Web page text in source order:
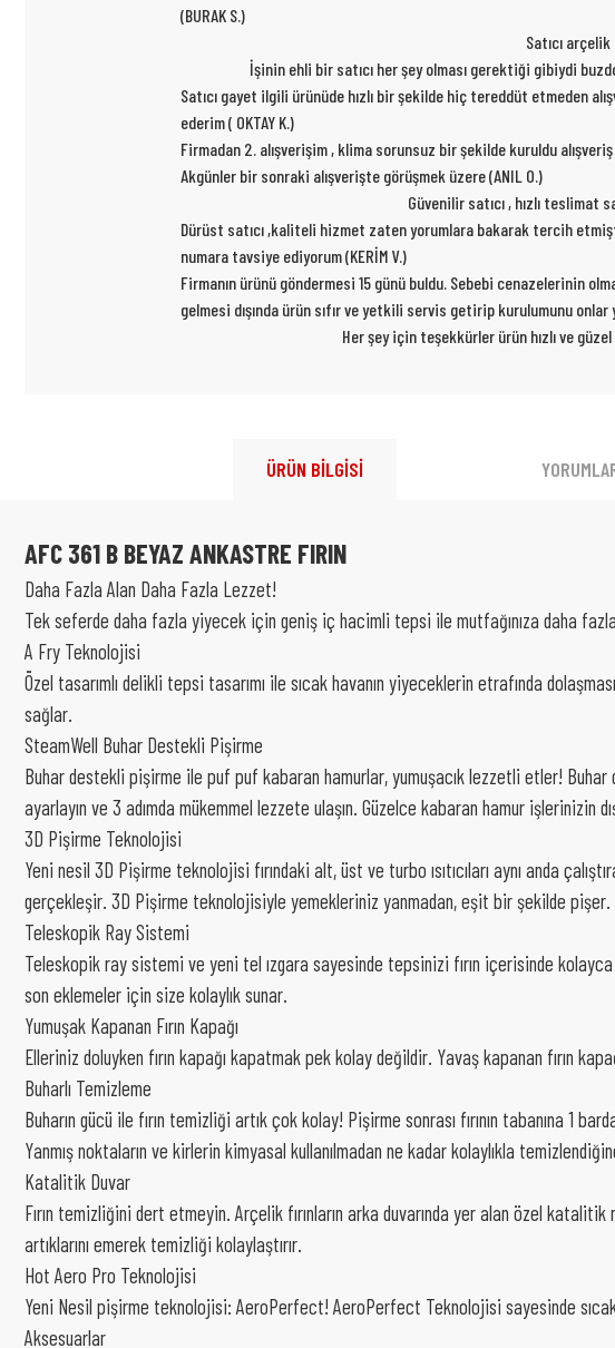
(BURAK S.)
Satıcı
İşinin ehli bir satıcı her şey olması gerektiği gibiydi
Satıcı gayet ilgili ürünüde hızlı bir şekilde hiç tereddüt etmeden
ederim ( OKTAY K.)
Firmadan 2. alışverişim , klima sorunsuz bir şekilde kuruldu
Akgünler bir sonraki alışverişte görüşmek üzere (ANIL O.)
Güvenilir satıcı , hızlı teslimat
Dürüst satıcı ,kaliteli hizmet zaten yorumlara bakarak tercih
numara tavsiye ediyorum (KERİM V.)
Firmanın ürünü göndermesi 15 günü buldu. Sebebi cenazelerinin
gelmesi dışında ürün sıfır ve yetkili servis getirip kurulumunu onlar
Her şey için teşekkürler ürün hızlı ve
ÜRÜN BİLGİSİ
AFC 361 B BEYAZ ANKASTRE FIRIN
Daha Fazla Alan Daha Fazla Lezzet!
Tek seferde daha fazla yiyecek için geniş iç hacimli tepsi ile mutfağınıza daha
A Fry Teknolojisi
Özel tasarımlı delikli tepsi tasarımı ile sıcak havanın yiyeceklerin etrafında
sağlar.
SteamWell Buhar Destekli Pişirme
Buhar destekli pişirme ile puf puf kabaran hamurlar, yumuşacık lezzetli etler! Buhar
ayarlayın ve 3 adımda mükemmel lezzete ulaşın. Güzelce kabaran hamur işlerinizin
3D Pişirme Teknolojisi
Yeni nesil 3D Pişirme teknolojisi fırındaki alt, üst ve turbo ısıtıcıları aynı anda
gerçekleşir. 3D Pişirme teknolojisiyle yemekleriniz yanmadan, eşit bir şekilde pişer.
Teleskopik Ray Sistemi
Teleskopik ray sistemi ve yeni tel ızgara sayesinde tepsinizi fırın içerisinde
son eklemeler için size kolaylık sunar.
Yumuşak Kapanan Fırın Kapağı
Elleriniz doluyken fırın kapağı kapatmak pek kolay değildir. Yavaş kapanan fırın
Buharlı Temizleme
Buharın gücü ile fırın temizliği artık çok kolay! Pişirme sonrası fırının tabanına 1
Yanmış noktaların ve kirlerin kimyasal kullanılmadan ne kadar kolaylıkla
Katalitik Duvar
Fırın temizliğini dert etmeyin. Arçelik fırınların arka duvarında yer alan özel
artıklarını emerek temizliği kolaylaştırır.
Hot Aero Pro Teknolojisi
Yeni Nesil pişirme teknolojisi: AeroPerfect! AeroPerfect Teknolojisi sayesinde
Aksesuarlar